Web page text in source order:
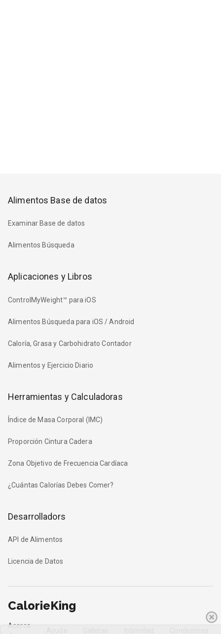
Alimentos Base de datos
Examinar Base de datos
Alimentos Búsqueda
Aplicaciones y Libros
ControlMyWeight™ para iOS
Alimentos Búsqueda para iOS / Android
Caloría, Grasa y Carbohidrato Contador
Alimentos y Ejercicio Diario
Herramientas y Calculadoras
Índice de Masa Corporal (IMC)
Proporción Cintura Cadera
Zona Objetivo de Frecuencia Cardíaca
¿Cuántas Calorías Debes Comer?
Desarrolladors
API de Alimentos
Licencia de Datos
CalorieKing
Acerca